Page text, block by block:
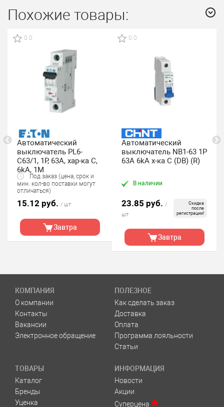
Похожие товары:
0.0
Автоматический
выключатель PL6-
C63/1, 1P, 63A, хар-ка C,
6kA, 1M
Под заказ (цена, срок и
мин. кол-во поставки могут
отличаться)
15.12 руб. / шт
Завтра
0.0
Автоматический
выключатель NB1-63 1P
63A 6kA х-ка C (DB) (R)
В наличии
23.85 руб. /
шт
Скидка
после
регистрации!
Завтра
КОМПАНИЯ
О компании
Контакты
Вакансии
Электронное обращение
ПОЛЕЗНОЕ
Как сделать заказ
Доставка
Оплата
Программа лояльности
Статьи
ТОВАРЫ
Каталог
Бренды
Уценка
ИНФОРМАЦИЯ
Новости
Акции
Суперцена